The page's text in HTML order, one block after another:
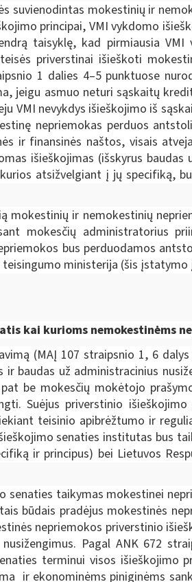
suvienodintas mokestinių ir
principai, VMI vykdomo
taisyklę, kad pirmiausia
priverstinai išieškoti
1 dalies 4–5 punktuose
jeigu asmuo neturi sąskaitų
VMI nevykdys išieškojimo iš
nepriemokas perduos
ir finansinės naštos, visais
išieškojimas (išskyrus baudas
atsižvelgiant į jų specifiką,
mokestinių ir nemokestinių
mokesčių administratorius
bus perduodamos
ministerija (šis įstatymo
kai kurioms nemokestinėms
(MAĮ 107 straipsnio 1, 6
baudas už administracinius
be mokesčių mokėtojo
Suėjus priverstinio
teisinio apibrėžtumo ir
senaties institutas bus
ir principus) bei Lietuvos
taikymas mokestinei
būdais pradėjus mokestinės
nepriemokos priverstinio
Pagal ANK 672
terminui visos išieškojimo
ir ekonominėms piniginėms